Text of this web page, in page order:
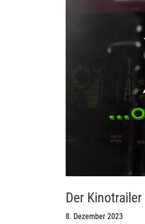
Der
8. Dezember 2023